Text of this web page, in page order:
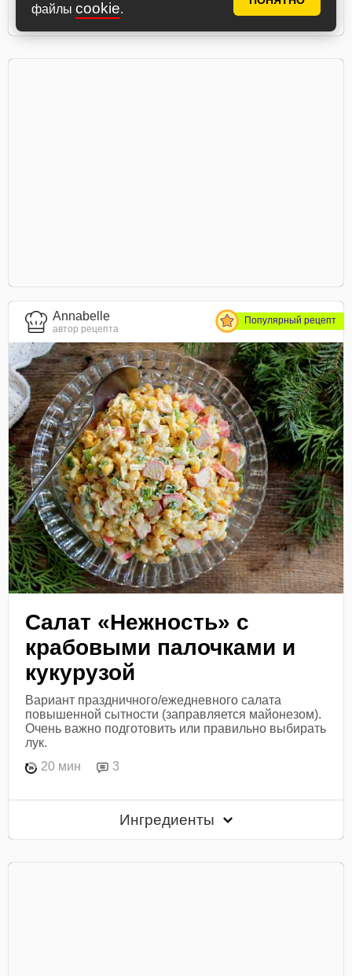
файлы cookie.
Ингредиенты
Annabelle
автор рецепта
Популярный рецепт
Салат «Нежность» с
крабовыми палочками и
кукурузой
Вариант праздничного/ежедневного салата
повышенной сытности (заправляется майонезом).
Очень важно подготовить или правильно выбирать
лук.
20 мин
3
Ингредиенты